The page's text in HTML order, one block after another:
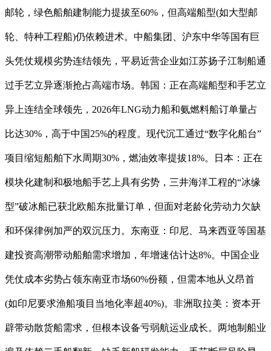
邮轮，绿色船舶建制能力提拔至60%，但高端船型(如大型邮
轮、特种工程船)仍依赖进术。中船集团、沪东中华等国有巨
头凭仗规模劣势连结领先，平易近营企业如江苏扬子江制船通
过手艺立异逐渐抢占高端市场。韩国：正在高端船型和手艺立
异上连结全球领先，2026年LNG动力船和氨燃料船订单量占
比达30%，高于中国25%的程度。现代沉工通过“数字化船台”
项目缩短船舶下水周期30%，燃油效率提拔18%。日本：正在
模块化建制和极地船手艺上具有劣势，三井海洋工程的“冰缘
型”破冰船已获北欧船东批量订单，但面对老龄化劳动力欠缺
和环保律例加严的双沉压力。东南亚：印尼、马来西亚等国基
建投资高潮带动船舶需求增加，年增速估计达8%。中国企业
凭仗成本劣势占领东南亚市场60%份额，但需本地从义昂首
(如印尼要求渔船项目当地化率超40%)。非洲取拉美：资本开
辟带动散货船需求，但根本设备亏弱航运业成长。两地制船业